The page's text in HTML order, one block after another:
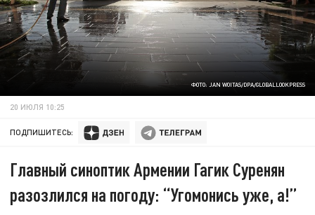
ФОТО: JAN WOITAS/DPA/GLOBALLOOKPRESS
20 ИЮЛЯ 10:25
ПОДПИШИТЕСЬ:
Главный синоптик Армении Гагик Суренян
разозлился на погоду: “Угомонись уже, а!”